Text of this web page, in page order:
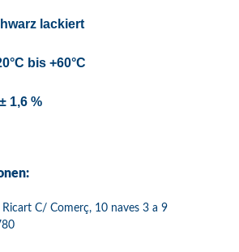
lackiert
bis +60°C
1,6 %
Ricart C/ Comerç, 10 naves 3 a 9